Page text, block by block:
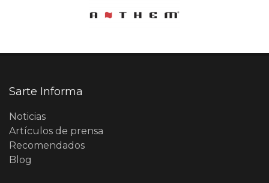
Sarte Informa
Noticias
Artículos de prensa
Recomendados
Blog